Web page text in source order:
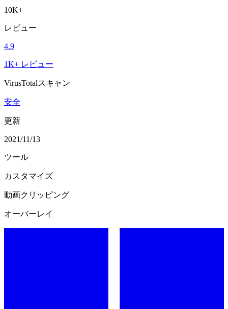
10K+
レビュー
4.9
1K+ レビュー
VirusTotalスキャン
安全
更新
2021/11/13
ツール
カスタマイズ
動画クリッピング
オーバーレイ